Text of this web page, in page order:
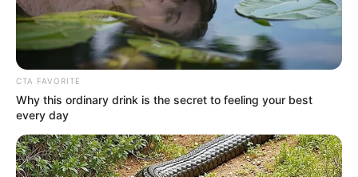
ΑΠΟΨΕΙΣ ΠΟΛΙΤΙΚΗ
Το λόμπι των αιολικών και οι λομπίστες
της οικογένειας Μητσοτάκη
Το λόμπι των αιολικών και οι λομπίστες της οικογένειας
Μητσοτάκη.. Το ερώτημα είναι γιατί ο ελληνικός λαός
CTA FAVORITE
Why this ordinary drink is the secret to feeling your best
every day